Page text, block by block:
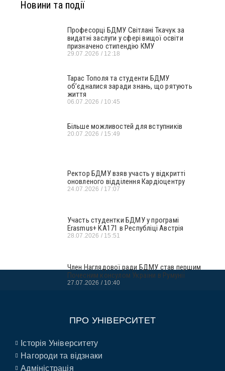
Новини та події
Професорці БДМУ Світлані Ткачук за
видатні заслуги у сфері вищої освіти
призначено стипендію КМУ
29.07.2026 12:18
Тарас Тополя та студенти БДМУ
об’єдналися заради знань, що рятують
життя
06.07.2026 10:45
Більше можливостей для вступників
20.07.2026 15:49
Ректор БДМУ взяв участь у відкритті
оновленого відділення Кардіоцентру
24.07.2026 17:07
Участь студентки БДМУ у програмі
Erasmus+ KA171 в Республіці Австрія
28.07.2026 15:51
Член Наглядової ради БДМУ став першим
Почесним консулом України в Румунії
27.07.2026 10:40
ПРО УНІВЕРСИТЕТ
Історія Університету
Нагороди та відзнаки
Адміністрація